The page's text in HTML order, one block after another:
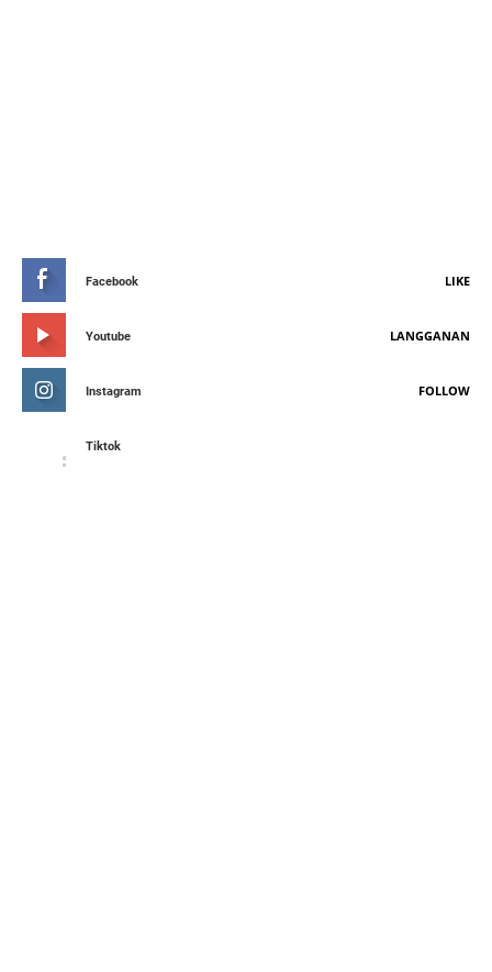
Facebook LIKE
Youtube LANGGANAN
Instagram FOLLOW
Tiktok